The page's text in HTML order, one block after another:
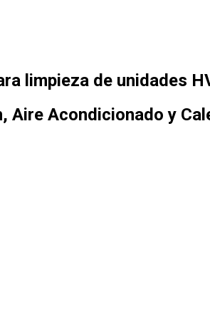
limpieza de unidades
Aire Acondicionado y